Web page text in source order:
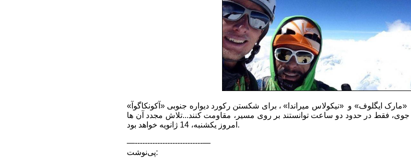
ایگلوف» و «نیکولاس میراندا» ، برای شکستن رکورد دیواره جنوبی «آکونکاگوآ»
جوی، فقط در حدود دو ساعت توانستند بر روی مسیر، مقاومت کنند...تلاش مجدد آن ها
امروز یکشنبه، 14 ژانویه خواهد بود.
—---------------------------—
پی‌نوشت: